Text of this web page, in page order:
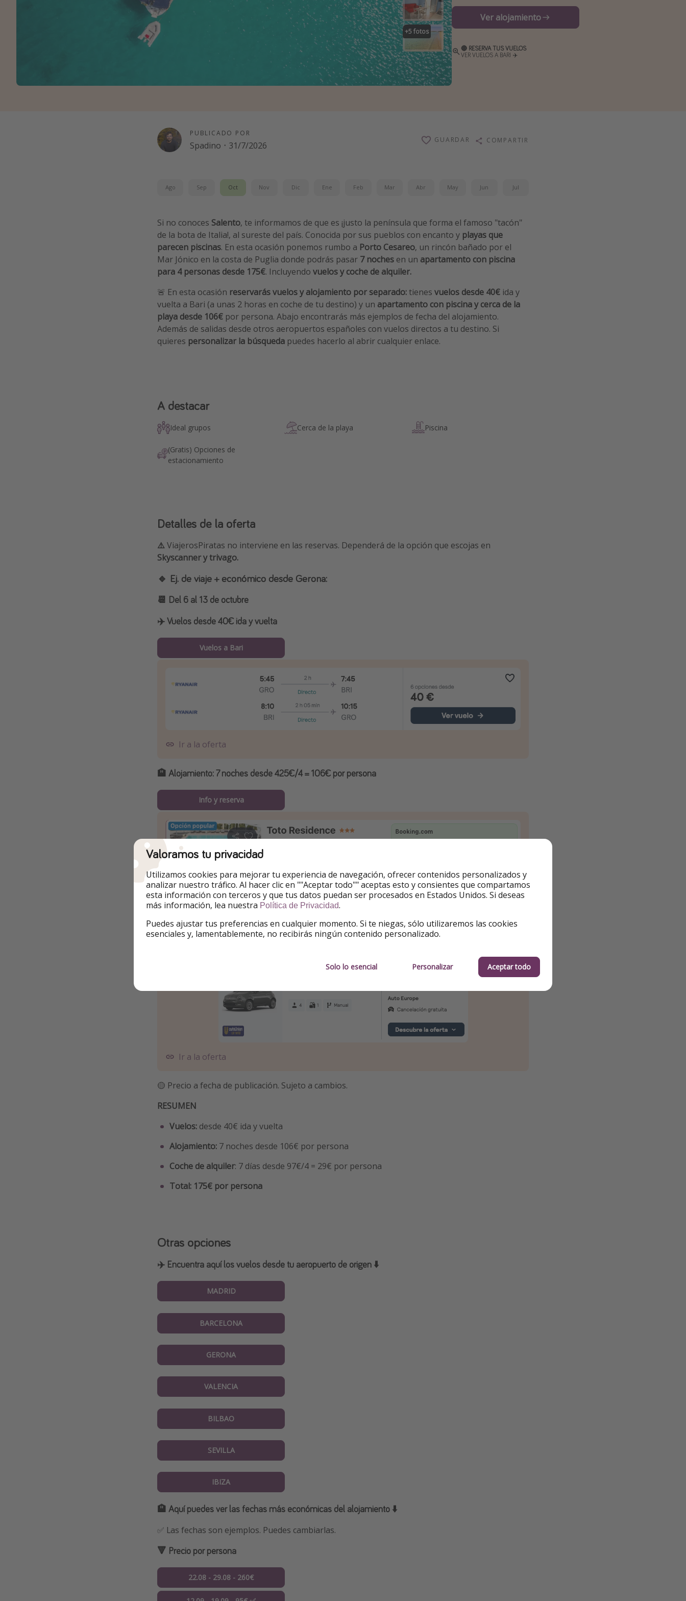
+5fotos
Ver alojamiento
🔴 RESERVA TUS VUELOS
VER VUELOS A BARI ✈️
PUBLICADO POR
Spadino · 31/7/2026
GUARDAR COMPARTIR
Ago Sep Oct Nov Dic Ene Feb Mar Abr May Jun Jul
Si no conoces Salento, te informamos de que es ¡justo la península que forma el famoso "tacón"
de la bota de Italia!, al sureste del país. Conocida por sus pueblos con encanto y playas que
parecen piscinas. En esta ocasión ponemos rumbo a Porto Cesareo, un rincón bañado por el
Mar Jónico en la costa de Puglia donde podrás pasar 7 noches en un apartamento con piscina
para 4 personas desde 175€. Incluyendo vuelos y coche de alquiler.
🚨 En esta ocasión reservarás vuelos y alojamiento por separado: tienes vuelos desde 40€ ida y
vuelta a Bari (a unas 2 horas en coche de tu destino) y un apartamento con piscina y cerca de la
playa desde 106€ por persona. Abajo encontrarás más ejemplos de fecha del alojamiento.
Además de salidas desde otros aeropuertos españoles con vuelos directos a tu destino. Si
quieres personalizar la búsqueda puedes hacerlo al abrir cualquier enlace.
A destacar
Ideal grupos Cerca de la playa Piscina
(Gratis) Opciones de
estacionamiento
Detalles de la oferta
⚠️ViajerosPiratas no interviene en las reservas. Dependerá de la opción que escojas en
Skyscanner y trivago.
🔹 Ej. de viaje + económico desde Gerona:
📆 Del 6 al 13 de octubre
✈️ Vuelos desde 40€ ida y vuelta
Vuelos a Bari
Ir a la oferta
🏨 Alojamiento:7 noches desde 425€/4 =106€ por persona
Info y reserva
Ir a la oferta
🚘 Ej. más económico de coche de alquiler:
Ir a la oferta
🟡 Precio a fecha de publicación. Sujeto a cambios.
RESUMEN
Vuelos: desde 40€ ida y vuelta
Alojamiento: 7 noches desde 106€ por persona
Coche de alquiler: 7 días desde 97€/4 = 29€ por persona
Total: 175€ por persona
Otras opciones
✈️ Encuentra aquí los vuelos desde tu aeropuerto de origen ⬇️
MADRID
BARCELONA
GERONA
VALENCIA
BILBAO
SEVILLA
IBIZA
🏨 Aquí puedes ver las fechas más económicas del alojamiento ⬇️
✅ Las fechas son ejemplos. Puedes cambiarlas.
🔻 Precio por persona
22.08 - 29.08 - 260€
Valoramos tu privacidad
Utilizamos cookies para mejorar tu experiencia de navegación, ofrecer contenidos personalizados y
analizar nuestro tráfico. Al hacer clic en ""Aceptar todo"" aceptas esto y consientes que compartamos
esta información con terceros y que tus datos puedan ser procesados en Estados Unidos. Si deseas
más información, lea nuestra Política de Privacidad.
Puedes ajustar tus preferencias en cualquier momento. Si te niegas, sólo utilizaremos las cookies
esenciales y, lamentablemente, no recibirás ningún contenido personalizado.
Solo lo esencial Personalizar Aceptar todo